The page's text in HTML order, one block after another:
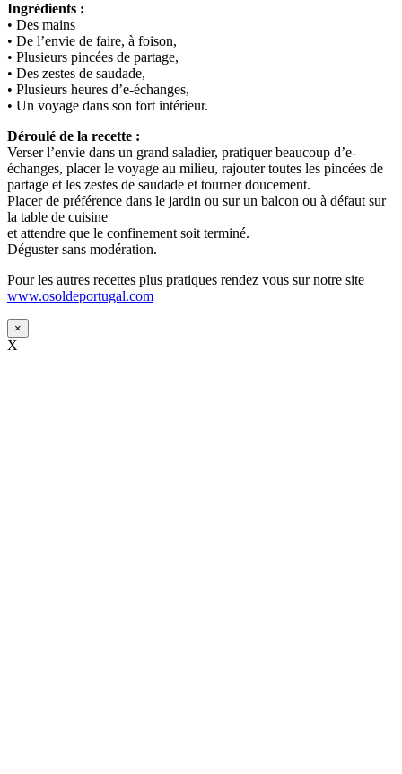
Ingrédients :
• Des mains
• De l’envie de faire, à foison,
• Plusieurs pincées de partage,
• Des zestes de saudade,
• Plusieurs heures d’e-échanges,
• Un voyage dans son fort intérieur.
Déroulé de la recette :
Verser l’envie dans un grand saladier, pratiquer beaucoup d’e-
échanges, placer le voyage au milieu, rajouter toutes les pincées de
partage et les zestes de saudade et tourner doucement.
Placer de préférence dans le jardin ou sur un balcon ou à défaut sur
la table de cuisine
et attendre que le confinement soit terminé.
Déguster sans modération.
Pour les autres recettes plus pratiques rendez vous sur notre site
www.osoldeportugal.com
×
X